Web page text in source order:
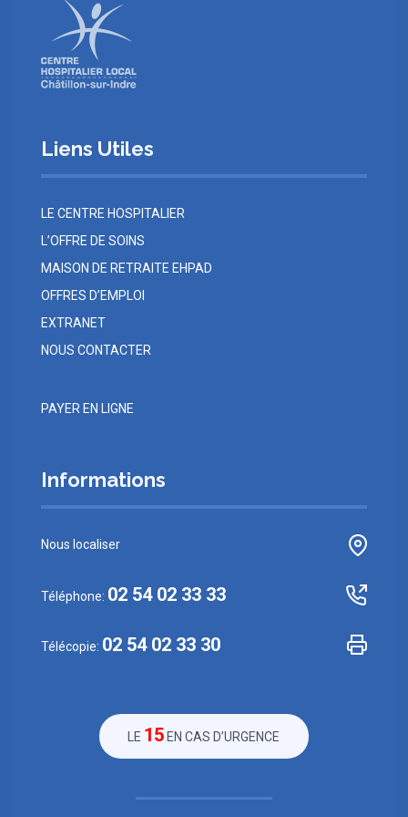
Liens Utiles
LE CENTRE HOSPITALIER
L’OFFRE DE SOINS
MAISON DE RETRAITE EHPAD
OFFRES D’EMPLOI
EXTRANET
NOUS CONTACTER
PAYER EN LIGNE
Informations
Nous localiser
Téléphone: 02 54 02 33 33
Télécopie: 02 54 02 33 30
LE 15 EN CAS D’URGENCE